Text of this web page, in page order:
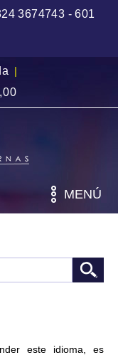
3674743 - 601
|
MENÚ
este idioma, es